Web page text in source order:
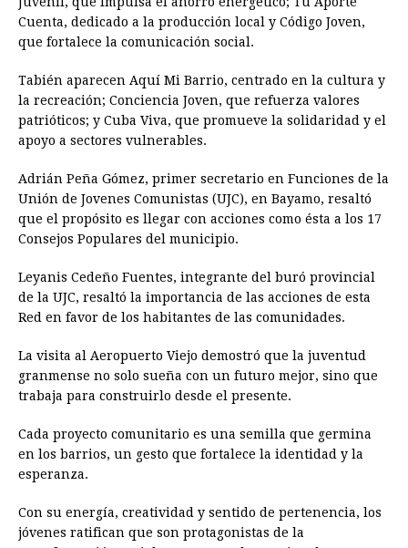
Cuenta, dedicado a la producción local y Código Joven,
que fortalece la comunicación social.
Tabién aparecen Aquí Mi Barrio, centrado en la cultura y
la recreación; Conciencia Joven, que refuerza valores
patrióticos; y Cuba Viva, que promueve la solidaridad y el
apoyo a sectores vulnerables.
Adrián Peña Gómez, primer secretario en Funciones de la
Unión de Jovenes Comunistas (UJC), en Bayamo, resaltó
que el propósito es llegar con acciones como ésta a los 17
Consejos Populares del municipio.
Leyanis Cedeño Fuentes, integrante del buró provincial
de la UJC, resaltó la importancia de las acciones de esta
Red en favor de los habitantes de las comunidades.
La visita al Aeropuerto Viejo demostró que la juventud
granmense no solo sueña con un futuro mejor, sino que
trabaja para construirlo desde el presente.
Cada proyecto comunitario es una semilla que germina
en los barrios, un gesto que fortalece la identidad y la
esperanza.
Con su energía, creatividad y sentido de pertenencia, los
jóvenes ratifican que son protagonistas de la